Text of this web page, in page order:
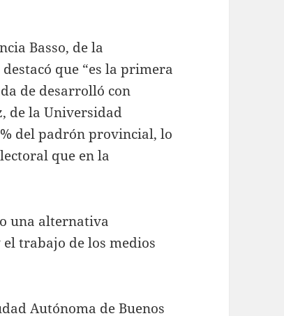
Basso, de la
que “es la primera
de desarrolló con
de la Universidad
del padrón provincial, lo
que en la
una alternativa
trabajo de los medios
Autónoma de Buenos